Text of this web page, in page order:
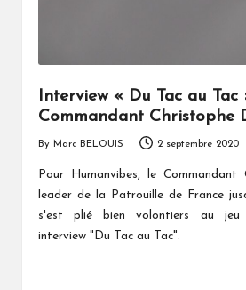
Interview « Du Tac au Tac
Commandant Christophe
by
By Marc BELOUIS 2 septembre 2020
Pour Humanvibes, le Commandant
leader de la Patrouille de France
s'est plié bien volontiers au jeu
interview "Du Tac au Tac".